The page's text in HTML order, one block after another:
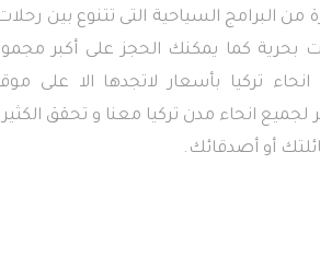
من البرامج السياحية التى تتنوع بين
بحرية كما يمكنك الحجز على أكبر
تركيا بأسعار لاتجدها الا على
لجميع انحاء مدن تركيا معنا و تحقق الكثير
أو أصدقائك.